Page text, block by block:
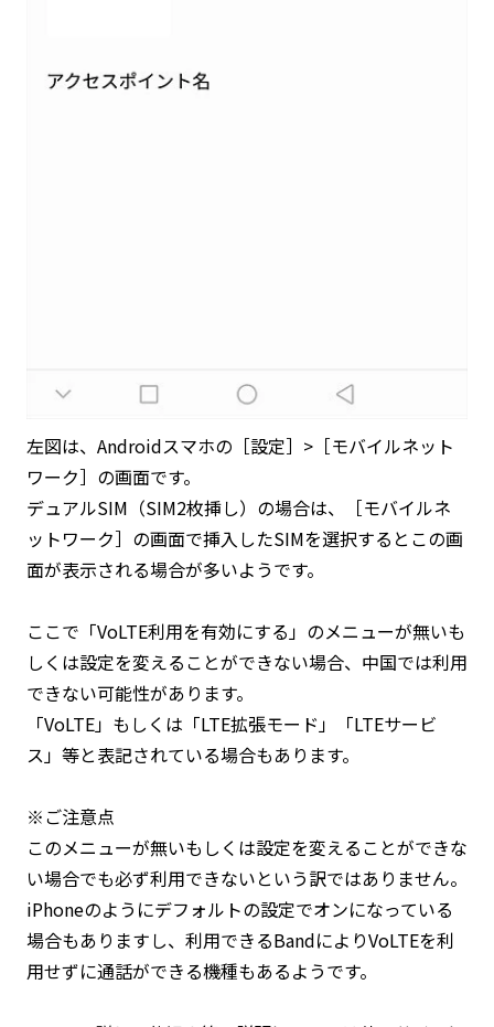
左図は、Androidスマホの［設定］>［モバイルネット
ワーク］の画面です。
デュアルSIM（SIM2枚挿し）の場合は、［モバイルネ
ットワーク］の画面で挿入したSIMを選択するとこの画
面が表示される場合が多いようです。
ここで「VoLTE利用を有効にする」のメニューが無いも
しくは設定を変えることができない場合、中国では利用
できない可能性があります。
「VoLTE」もしくは「LTE拡張モード」「LTEサービ
ス」等と表記されている場合もあります。
※ご注意点
このメニューが無いもしくは設定を変えることができな
い場合でも必ず利用できないという訳ではありません。
iPhoneのようにデフォルトの設定でオンになっている
場合もありますし、利用できるBandによりVoLTEを利
用せずに通話ができる機種もあるようです。